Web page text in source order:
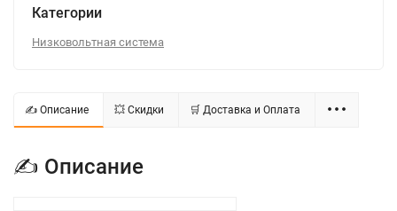
Категории
Низковольтная система
✍ Описание 💥 Скидки 🛒 Доставка и Оплата
✍ Описание